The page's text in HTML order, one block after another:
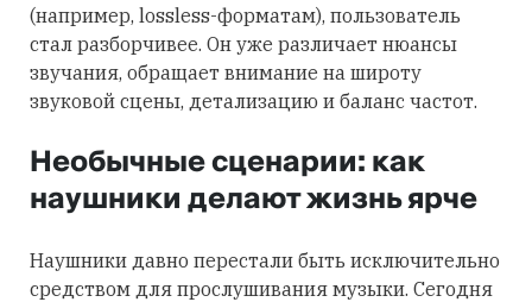
(например, lossless-форматам), пользователь
стал разборчивее. Он уже различает нюансы
звучания, обращает внимание на широту
звуковой сцены, детализацию и баланс частот.
Необычные сценарии: как
наушники делают жизнь ярче
Наушники давно перестали быть исключительно
средством для прослушивания музыки. Сегодня